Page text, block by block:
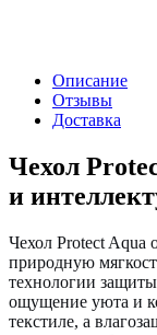
Описание
Отзывы
Доставка
Чехол
и
Чехол Protect Aqua
природную
технологии
ощущение уюта и
текстиле, а